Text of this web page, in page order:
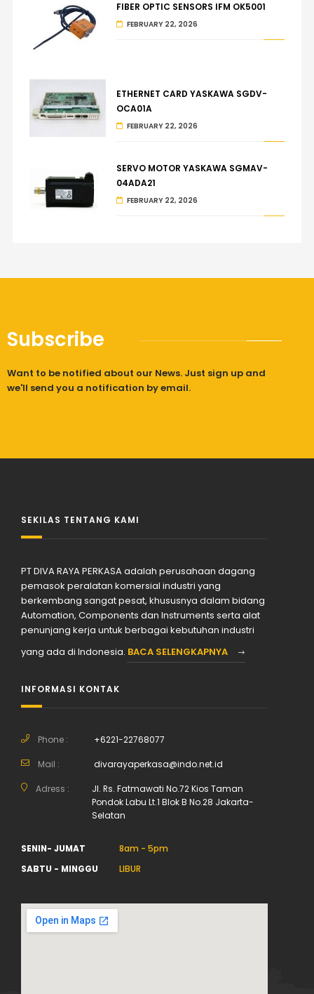
FIBER OPTIC SENSORS IFM OK5001
FEBRUARY 22, 2026
ETHERNET CARD YASKAWA SGDV-
OCA01A
FEBRUARY 22, 2026
SERVO MOTOR YASKAWA SGMAV-
04ADA21
FEBRUARY 22, 2026
Subscribe
Want to be notified about our News. Just sign up and
we'll send you a notification by email.
SEKILAS TENTANG KAMI
PT DIVA RAYA PERKASA adalah perusahaan dagang
pemasok peralatan komersial industri yang
berkembang sangat pesat, khususnya dalam bidang
Automation, Components dan Instruments serta alat
penunjang kerja untuk berbagai kebutuhan industri
yang ada di Indonesia. BACA SELENGKAPNYA
INFORMASI KONTAK
Phone : +6221-22768077
Mail : divarayaperkasa@indo.net.id
Adress :
Jl. Rs. Fatmawati No.72 Kios Taman
Pondok Labu Lt.1 Blok B No.28 Jakarta-
Selatan
SENIN- JUMAT
8am - 5pm
SABTU - MINGGU
LIBUR